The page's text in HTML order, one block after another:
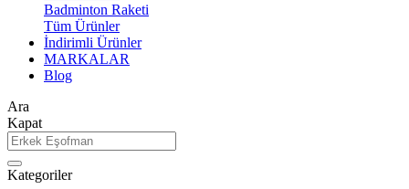
Badminton Raketi
Tüm Ürünler
İndirimli Ürünler
MARKALAR
Blog
Ara
Kapat
Kategoriler